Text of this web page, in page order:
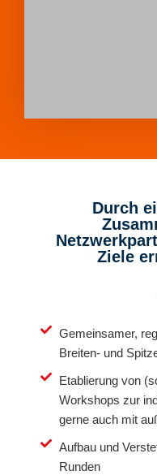
Durch
Ziele
Gemeinsamer,
Breiten- und
Etablierung von
Workshops zur
gerne auch mit
Aufbau und
Runden